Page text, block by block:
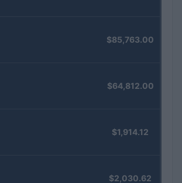
$85,763.00
$64,812.00
$1,914.12
$2,030.62